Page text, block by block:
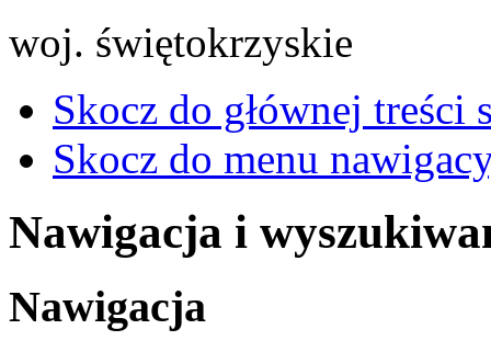
woj. świętokrzyskie
Skocz do głównej treści
Skocz do menu
Nawigacja i
Nawigacja